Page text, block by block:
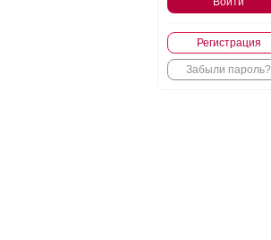
Регистрация
Забыли пароль?